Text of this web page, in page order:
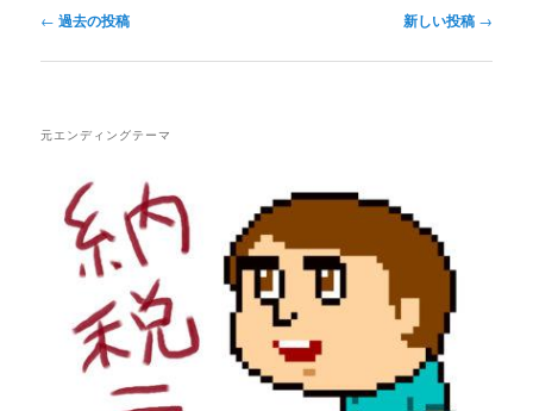
投
ナ
ー
← 過去の投稿 新しい投稿 →
元エンディングテーマ